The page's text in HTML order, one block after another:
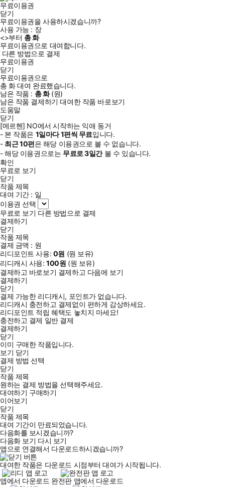
무료이용권
닫기
무료이용권을 사용하시겠습니까?
사용 가능 : 장
<>부터 총화
무료이용권으로 대여합니다.
다른 방법으로 결제
무료이용권
닫기
무료이용권으로
총 화대여 완료했습니다.
남은 작품 : 총화(원)
남은 작품 결제하기 대여한 작품 바로보기
도움말
닫기
[메르헨] NO에서 시작하는 익애 동거
- 본 작품은 1일마다1편씩 무료입니다.
- 최근10편은 해당 이용권으로 볼 수 없습니다.
- 해당 이용권으로는 무료로3일간볼 수 있습니다.
확인
무료로 보기
닫기
작품 제목
대여 기간 : 일
이용권 선택
무료로 보기 다른 방법으로 결제
결제하기
닫기
작품 제목
결제 금액 : 원
리디포인트 사용: 0원 (원 보유)
리디캐시 사용:100원 (원 보유)
결제하고 바로보기 결제하고 다음에 보기
결제하기
닫기
결제 가능한 리디캐시, 포인트가 없습니다.
리디캐시 충전하고 결제없이 편하게 감상하세요.
리디포인트 적립 혜택도 놓치지 마세요!
충전하고 결제 일반 결제
결제하기
닫기
이미 구매한 작품입니다.
보기 닫기
결제 방법 선택
닫기
작품 제목
원하는 결제 방법을 선택해주세요.
대여하기 구매하기
이어보기
닫기
작품 제목
대여 기간이 만료되었습니다.
다음화를 보시겠습니까?
다음화 보기 다시 보기
앱으로 연결해서 다운로드하시겠습니까?
대여한 작품은 다운로드 시점부터 대여가 시작됩니다.
앱에서 다운로드 완전판 앱에서 다운로드